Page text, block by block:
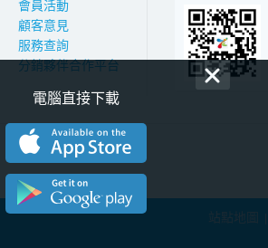
會員活動
顧客意見
服務查詢
分銷夥伴合作平台
電腦直接下載